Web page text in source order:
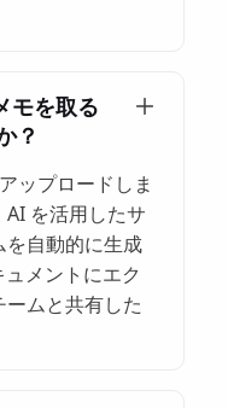
モを取る
？
ップロードしま
を活用したサ
を自動的に生成
メントにエク
ムと共有した